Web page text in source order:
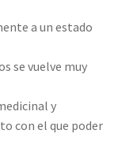
a un estado
se vuelve muy
y
con el que poder